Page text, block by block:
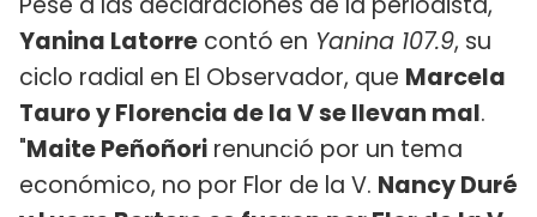
Yanina Latorre contó en Yanina 107.9, su
ciclo radial en El Observador, que Marcela
Tauro y Florencia de la V se llevan mal.
"Maite Peñoñori renunció por un tema
económico, no por Flor de la V. Nancy Duré